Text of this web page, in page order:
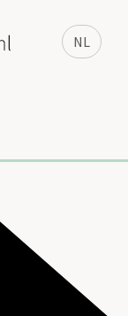
NL